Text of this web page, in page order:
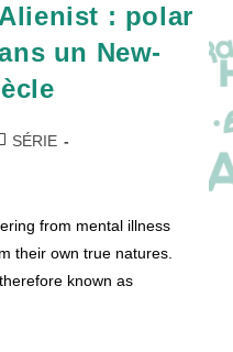
: polar
un New-
SÉRIE
from mental illness
their own true natures.
known as